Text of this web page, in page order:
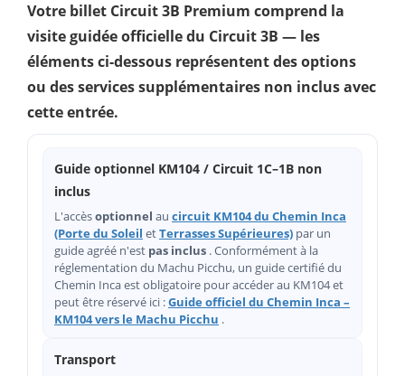
Votre billet Circuit 3B Premium comprend la
visite guidée officielle du Circuit 3B — les
éléments ci-dessous représentent des options
ou des services supplémentaires non inclus avec
cette entrée.
Guide optionnel KM104 / Circuit 1C–1B non
inclus
L'accèsoptionnel au circuit KM104 du Chemin Inca
(Porte du Soleil etTerrasses Supérieures) par un
guide agréé n'est pas inclus . Conformément à la
réglementation du Machu Picchu, un guide certifié du
Chemin Inca est obligatoire pour accéder au KM104 et
peut être réservé ici :Guide officiel du Chemin Inca –
KM104 vers le Machu Picchu .
Transport